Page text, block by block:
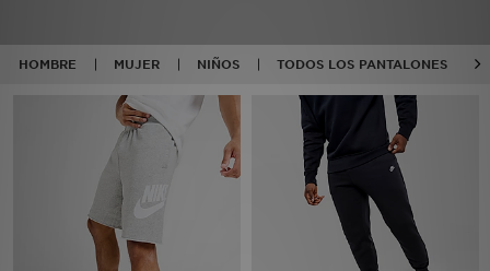
HOMBRE MUJER NIÑOS TODOS LOS PANTALONES
TARJETA REGALO